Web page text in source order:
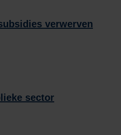
verwerven
sector